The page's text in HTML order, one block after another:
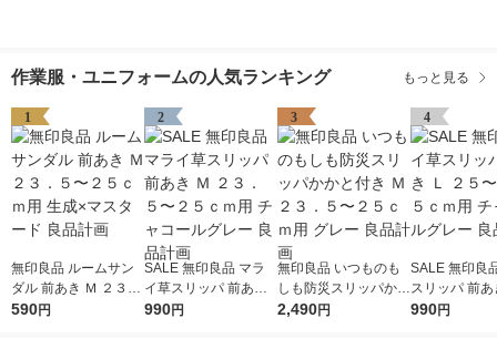
作業服・ユニフォームの人気ランキング もっと見る
1
無印良品 ルームサン
ダル 前あき Ｍ ２３．
５〜２５ｃｍ用 生成×
590円
2
SALE 無印良品 マラ
イ草スリッパ 前あき
Ｍ ２３．５〜２５ｃ
990円
3
無印良品 いつものも
しも防災スリッパかか
と付き Ｍ ２３．５〜
2,490円
4
SALE 無印良
スリッパ 前あ
５〜２６．５
990円